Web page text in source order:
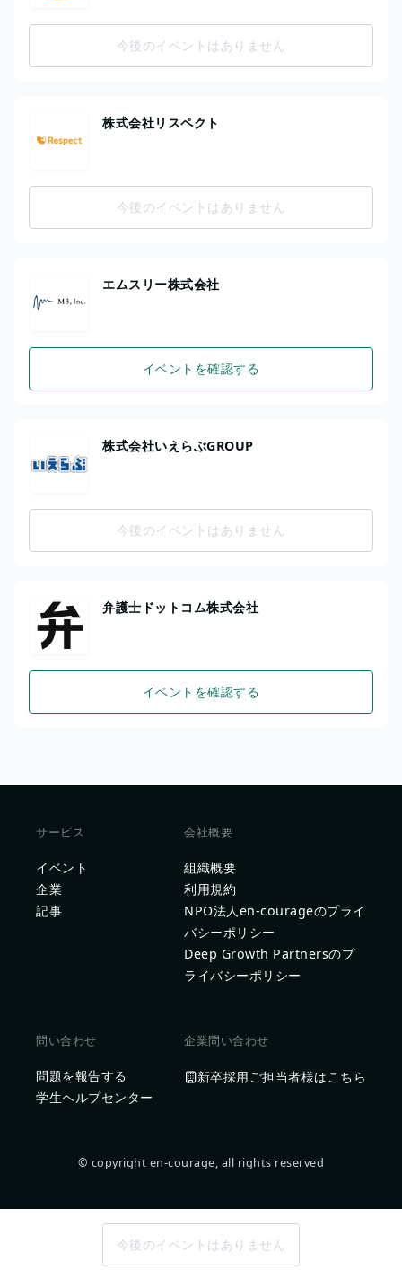
今後のイベントはありません
株式会社リスペクト
今後のイベントはありません
エムスリー株式会社
イベントを確認する
株式会社いえらぶGROUP
今後のイベントはありません
弁護士ドットコム株式会社
イベントを確認する
サービス
イベント
企業
記事
会社概要
組織概要
利用規約
NPO法人en-courageのプライ
バシーポリシー
Deep Growth Partnersのプ
ライバシーポリシー
問い合わせ
問題を報告する
学生ヘルプセンター
企業問い合わせ
新卒採用ご担当者様はこちら
© copyright en-courage, all rights reserved
今後のイベントはありません